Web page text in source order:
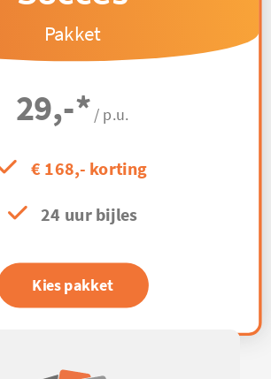
Pakket
29,-* / p.u.
€ 168,- korting
24 uur bijles
Kies pakket